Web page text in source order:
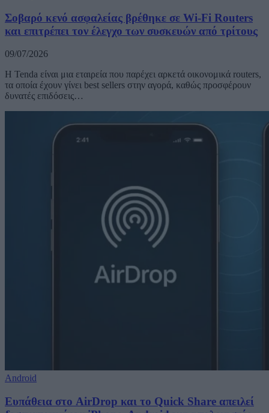
Σοβαρό κενό ασφαλείας βρέθηκε σε Wi-Fi Routers
και επιτρέπει τον έλεγχο των συσκευών από τρίτους
09/07/2026
Η Tenda είναι μια εταιρεία που παρέχει αρκετά οικονομικά routers,
τα οποία έχουν γίνει best sellers στην αγορά, καθώς προσφέρουν
δυνατές επιδόσεις…
Android
Ευπάθεια στο AirDrop και το Quick Share απειλεί